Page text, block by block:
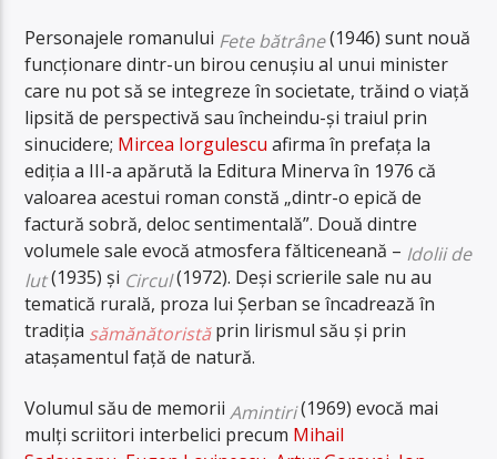
Personajele romanului Fete bătrâne(1946) sunt nouă
funcționare dintr-un birou cenușiu al unui minister
care nu pot să se integreze în societate, trăind o viață
lipsită de perspectivă sau încheindu-și traiul prin
sinucidere; Mircea Iorgulescu afirma în prefața la
ediția a III-a apărută la Editura Minerva în 1976 că
valoarea acestui roman constă „dintr-o epică de
factură sobră, deloc sentimentală”. Două dintre
volumele sale evocă atmosfera fălticeneană – Idolii de
lut(1935) și Circul(1972). Deși scrierile sale nu au
tematică rurală, proza lui Șerban se încadrează în
tradiția sămănătoristăprin lirismul său și prin
atașamentul față de natură.
Volumul său de memorii Amintiri(1969) evocă mai
mulți scriitori interbelici precum Mihail